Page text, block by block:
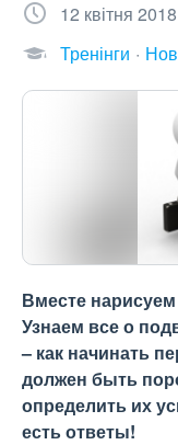
12 квітня 2018
Тренінги
Вместе
Узнаем все о
– как начинать
должен быть
определить их
есть ответы!